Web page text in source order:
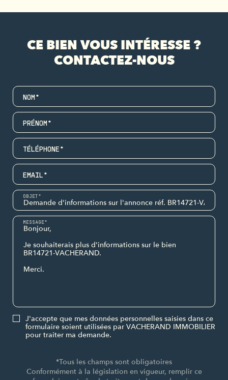
CE BIEN VOUS INTÉRESSE ?
CONTACTEZ-NOUS
NOM*
PRÉNOM*
TÉLÉPHONE*
EMAIL*
OBJET*
MESSAGE*
J'accepte que mes données personnelles saisies dans ce
formulaire soient utilisées par VACHERAND IMMOBILIER
pour traiter ma demande.
*Tous les champs sont obligatoires
Conformément à la législation en vigueur, remplir ce